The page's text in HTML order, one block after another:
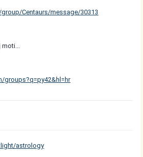
Centaurs/message/30313
moti...
groups?q=py42&hl=hr
astrology